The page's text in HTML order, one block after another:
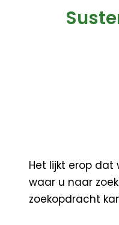
Het lijkt erop dat
waar u naar
zoekopdracht